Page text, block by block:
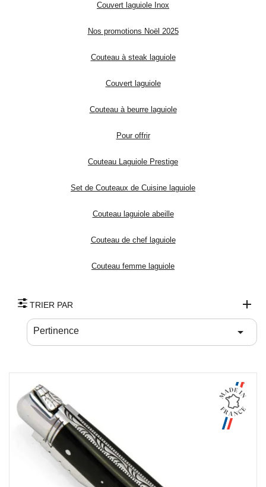
Couvert laguiole Inox
Nos promotions Noël 2025
Couteau à steak laguiole
Couvert laguiole
Couteau à beurre laguiole
Pour offrir
Couteau Laguiole Prestige
Set de Couteaux de Cuisine laguiole
Couteau laguiole abeille
Couteau de chef laguiole
Couteau femme laguiole
TRIER PAR
Pertinence 